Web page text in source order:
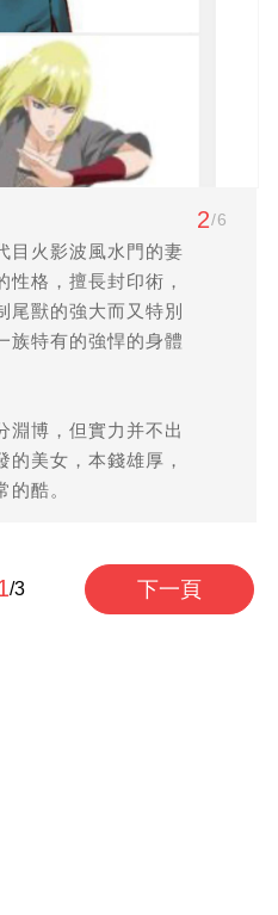
目火影波風水門的妻
性格，擅長封印術，
尾獸的強大而又特別
族特有的強悍的身體
淵博，但實力并不出
的美女，本錢雄厚，
酷。
2/6
/3 下一頁